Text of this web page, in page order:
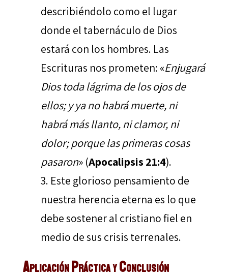
describiéndolo como el lugar
donde el tabernáculo de Dios
estará con los hombres. Las
Escrituras nos prometen: «Enjugará
Dios toda lágrima de los ojos de
ellos; y ya no habrá muerte, ni
habrá más llanto, ni clamor, ni
dolor; porque las primeras cosas
pasaron» (Apocalipsis 21:4).
Este glorioso pensamiento de
nuestra herencia eterna es lo que
debe sostener al cristiano fiel en
medio de sus crisis terrenales.
Aplicación Práctica y Conclusión